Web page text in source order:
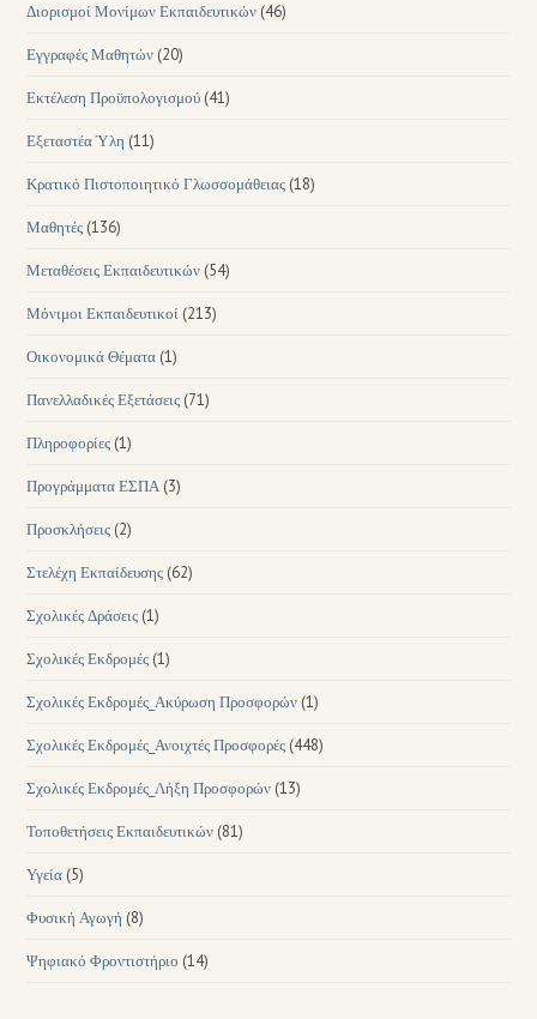
Διορισμοί Μονίμων Εκπαιδευτικών (46)
Εγγραφές Μαθητών (20)
Εκτέλεση Προϋπολογισμού (41)
Εξεταστέα Ύλη (11)
Κρατικό Πιστοποιητικό Γλωσσομάθειας (18)
Μαθητές (136)
Μεταθέσεις Εκπαιδευτικών (54)
Μόνιμοι Εκπαιδευτικοί (213)
Οικονομικά Θέματα (1)
Πανελλαδικές Εξετάσεις (71)
Πληροφορίες (1)
Προγράμματα ΕΣΠΑ (3)
Προσκλήσεις (2)
Στελέχη Εκπαίδευσης (62)
Σχολικές Δράσεις (1)
Σχολικές Εκδρομές (1)
Σχολικές Εκδρομές_Ακύρωση Προσφορών (1)
Σχολικές Εκδρομές_Ανοιχτές Προσφορές (448)
Σχολικές Εκδρομές_Λήξη Προσφορών (13)
Τοποθετήσεις Εκπαιδευτικών (81)
Υγεία (5)
Φυσική Αγωγή (8)
Ψηφιακό Φροντιστήριο (14)